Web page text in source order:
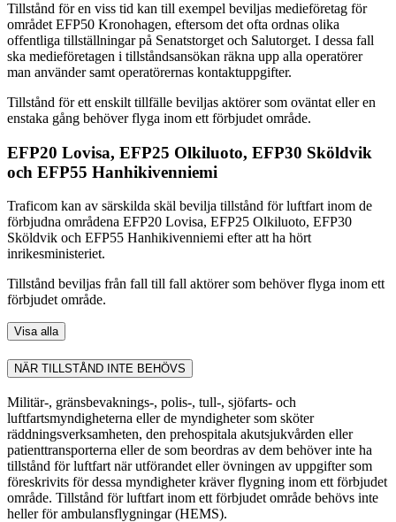
Tillstånd för en viss tid kan till exempel beviljas medieföretag för
området EFP50 Kronohagen, eftersom det ofta ordnas olika
offentliga tillställningar på Senatstorget och Salutorget. I dessa fall
ska medieföretagen i tillståndsansökan räkna upp alla operatörer
man använder samt operatörernas kontaktuppgifter.
Tillstånd för ett enskilt tillfälle beviljas aktörer som oväntat eller en
enstaka gång behöver flyga inom ett förbjudet område.
EFP20 Lovisa, EFP25 Olkiluoto, EFP30 Sköldvik
och EFP55 Hanhikivenniemi
Traficom kan av särskilda skäl bevilja tillstånd för luftfart inom de
förbjudna områdena EFP20 Lovisa, EFP25 Olkiluoto, EFP30
Sköldvik och EFP55 Hanhikivenniemi efter att ha hört
inrikesministeriet.
Tillstånd beviljas från fall till fall aktörer som behöver flyga inom ett
förbjudet område.
Visa alla
NÄR TILLSTÅND INTE BEHÖVS
Militär-, gränsbevaknings-, polis-, tull-, sjöfarts- och
luftfartsmyndigheterna eller de myndigheter som sköter
räddningsverksamheten, den prehospitala akutsjukvården eller
patienttransporterna eller de som beordras av dem behöver inte ha
tillstånd för luftfart när utförandet eller övningen av uppgifter som
föreskrivits för dessa myndigheter kräver flygning inom ett förbjudet
område. Tillstånd för luftfart inom ett förbjudet område behövs inte
heller för ambulansflygningar (HEMS).